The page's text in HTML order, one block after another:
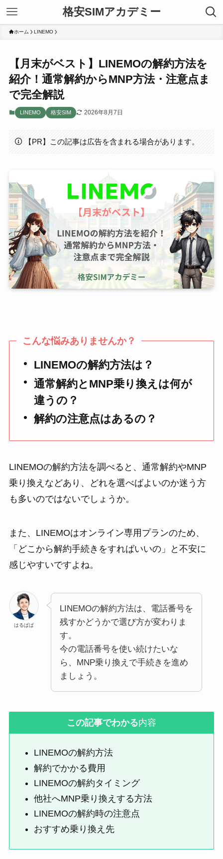
格安SIMアカデミー
ホーム LINEMO
【月末がベスト】LINEMOの解約方法を
紹介！通常解約からMNP方法・注意点ま
で完全解説
LINEMO 格安SIM 2026年8月7日
【PR】この記事は広告を含まれる場合があります。
こんな悩みありませんか？
LINEMOの解約方法は？
通常解約とMNP乗り換えは何が
違うの？
解約の注意点はあるの？
LINEMOの解約方法を調べると、通常解約やMNP
乗り換えなどあり、どれを選べばよいのか迷う方
も多いのではないでしょうか。
また、LINEMOはオンライン専用プランのため、
「どこから解約手続きをすればいいの」と不安に
感じやすいですよね。
はるぱぱ
LINEMOの解約方法は、電話番号を
残すかどうかで選び方が変わりま
す。
今の電話番号を使い続けたいな
ら、MNP乗り換えで手続きを進め
ましょう。
この記事でわかる内容
LINEMOの解約方法
解約でかかる費用
LINEMOの解約タイミング
他社へMNP乗り換えする方法
LINEMOの解約時の注意点
おすすめ乗り換え先